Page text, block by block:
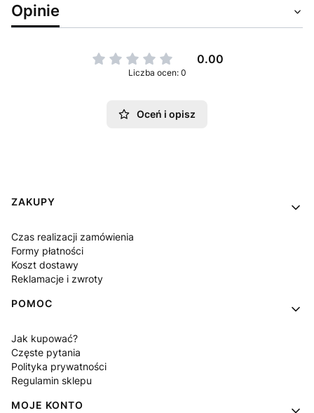
Opinie
0.00
Liczba ocen: 0
Oceń i opisz
Linki w stopce
ZAKUPY
Czas realizacji zamówienia
Formy płatności
Koszt dostawy
Reklamacje i zwroty
POMOC
Jak kupować?
Częste pytania
Polityka prywatności
Regulamin sklepu
MOJE KONTO